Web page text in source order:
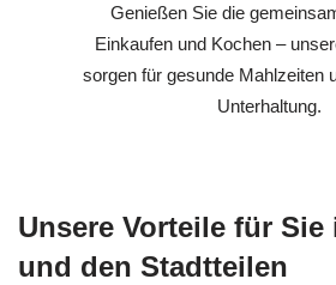
Genießen Sie die
Einkaufen und Kochen –
sorgen für gesunde Mahlzeiten
Unterhaltung.
Unsere Vorteile für Sie
und den Stadtteilen